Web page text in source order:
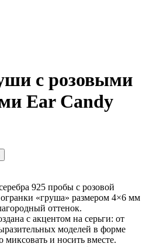
с розовыми
Ear Candy
925 пробы с розовой
«груша» размером 4×6 мм
оттенок.
с акцентом на серьги: от
моделей в форме
и носить вместе.